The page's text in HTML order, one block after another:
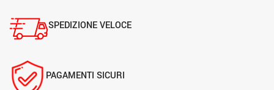
SPEDIZIONE VELOCE
PAGAMENTI SICURI